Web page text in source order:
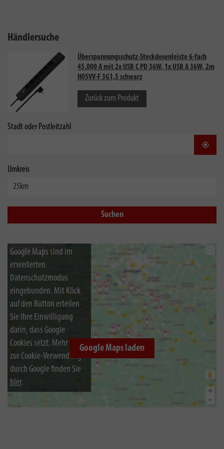
Händlersuche
Überspannungsschutz-Steckdosenleiste 6-fach
45.000 A mit 2x USB C PD 36W, 1x USB A 36W, 2m
H05VV-F 3G1,5 schwarz
Zurück zum Produkt
Stadt oder Postleitzahl
Umkreis
Suchen
Google Maps sind im
erweiterten
Datenschutzmodus
eingebunden. Mit Klick
auf den Button erteilen
Sie Ihre Einwilligung
darin, dass Google
Cookies setzt. Mehr Infos
zur Cookie-Verwendung
durch Google finden Sie
hier.
Google Maps laden